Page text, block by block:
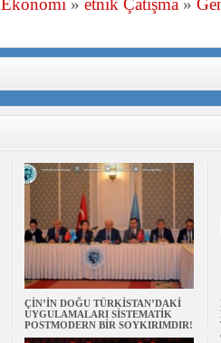
Ekonomi » etnik Çatışma »
ÇİN’İN DOĞU TÜRKİSTAN’DAKİ
UYGULAMALARI SİSTEMATİK
POSTMODERN BİR SOYKIRIMDIR!